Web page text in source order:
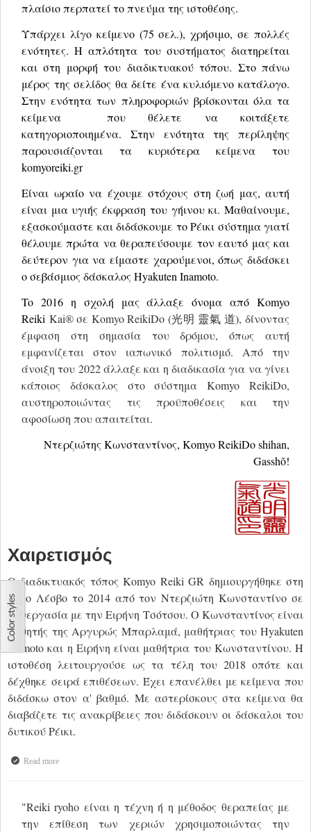
πλαίσιο περπατεί το πνεύμα της ιστοθέσης.
Υπάρχει λίγο κείμενο (75 σελ.), χρήσιμο, σε πολλές
ενότητες. Η απλότητα του συστήματος διατηρείται
και στη μορφή του διαδικτυακού τόπου. Στο πάνω
μέρος της σελίδος θα δείτε ένα κυλιόμενο κατάλογο.
Στην ενότητα των πληροφοριών βρίσκονται όλα τα
κείμενα που θέλετε να κοιτάξετε
κατηγοριοποιημένα. Στην ενότητα της περίληψης
παρουσιάζονται τα κυριότερα κείμενα του
komyoreiki.gr
Είναι ωραίο να έχουμε στόχους στη ζωή μας, αυτή
είναι μια υγιής έκφραση του γήινου κι. Μαθαίνουμε,
εξασκούμαστε και διδάσκουμε το Ρέικι σύστημα γιατί
θέλουμε πρώτα να θεραπεύσουμε τον εαυτό μας και
δεύτερον για να είμαστε χαρούμενοι, όπως διδάσκει
ο σεβάσμιος δάσκαλος Hyakuten Inamoto.
To 2016 η σχολή μας άλλαξε όνομα από Komyo
Reiki Kai® σε Komyo ReikiDo (光明 靈氣 道), δίνοντας
έμφαση στη σημασία του δρόμου, όπως αυτή
εμφανίζεται στον ιαπωνικό πολιτισμό. Από την
άνοιξη του 2022 άλλαξε και η διαδικασία για να γίνει
κάποιος δάσκαλος στο σύστημα Komyo ReikiDo,
αυστηροποιώντας τις προϋποθέσεις και την
αφοσίωση που απαιτείται.
Ντερζιώτης Κωνσταντίνος, Komyo ReikiDo shihan,
Gasshõ!
Χαιρετισμός
Ο διαδικτυακός τόπος Komyo Reiki GR δημιουργήθηκε στη
νήσο Λέσβο το 2014 από τον Ντερζιώτη Κωνσταντίνο σε
συνεργασία με την Ειρήνη Τσότσου. Ο Κωνσταντίνος είναι
μαθητής της Αργυρώς Μπαρλαμά, μαθήτριας του Hyakuten
Inamoto και η Ειρήνη είναι μαθήτρια του Κωνσταντίνου. Η
ιστοθέση λειτουργούσε ως τα τέλη του 2018 οπότε και
δέχθηκε σειρά επιθέσεων. Έχει επανέλθει με κείμενα που
διδάσκω στον α' βαθμό. Με αστερίσκους στα κείμενα θα
διαβάζετε τις ανακρίβειες που διδάσκουν οι δάσκαλοι του
δυτικού Ρέικι.
Read more
"Reiki ryoho είναι η τέχνη ή η μέθοδος θεραπείας με
την επίθεση των χεριών χρησιμοποιώντας την